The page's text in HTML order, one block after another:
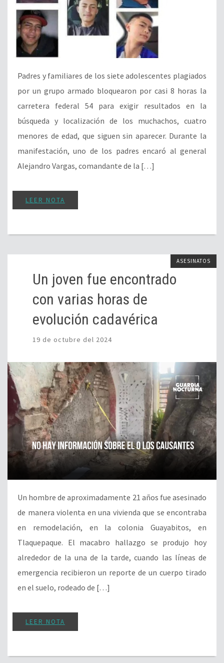
Padres y familiares de los siete adolescentes plagiados
por un grupo armado bloquearon por casi 8 horas la
carretera federal 54 para exigir resultados en la
búsqueda y localización de los muchachos, cuatro
menores de edad, que siguen sin aparecer. Durante la
manifestación, uno de los padres encaró al general
Alejandro Vargas, comandante de la […]
LEER NOTA
ASESINATOS
Un joven fue encontrado
con varias horas de
evolución cadavérica
19 de octubre del 2024
Un hombre de aproximadamente 21 años fue asesinado
de manera violenta en una vivienda que se encontraba
en remodelación, en la colonia Guayabitos, en
Tlaquepaque. El macabro hallazgo se produjo hoy
alrededor de la una de la tarde, cuando las líneas de
emergencia recibieron un reporte de un cuerpo tirado
en el suelo, rodeado de […]
LEER NOTA